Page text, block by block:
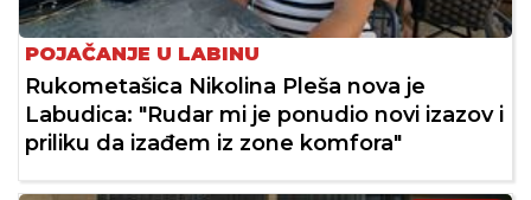
POJAČANJE U LABINU
Rukometašica Nikolina Pleša nova je
Labudica: "Rudar mi je ponudio novi izazov i
priliku da izađem iz zone komfora"